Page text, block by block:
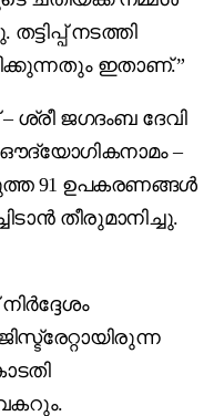
നടത്തി
ഇതാണ്.”
ശ്രീ ജഗദംബ ദേവി
–
91 ഉപകരണങ്ങൾ
തീരുമാനിച്ചു.